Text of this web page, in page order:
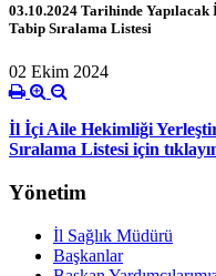
03.10.2024 Tarihinde
Tabip Sıralama Listesi
02 Ekim 2024
İl İçi Aile Hekimliği
Sıralama Listesi için
Yönetim
İl Sağlık Müdürü
Başkanlar